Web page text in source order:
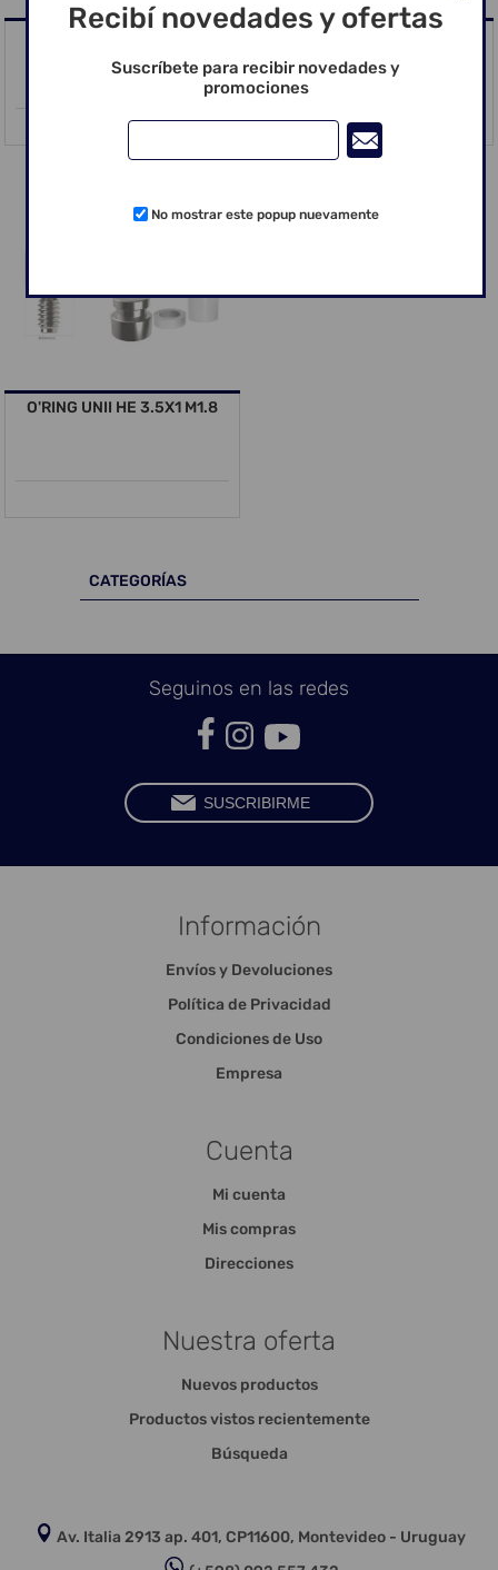
O´RING HE 3.5 x 2 (1.8) O´RING HE 3.5 x 3 (1.8)
O'RING UNII HE 3.5X1 M1.8
CATEGORÍAS
Seguinos en las redes
Información
Envíos y Devoluciones
Política de Privacidad
Condiciones de Uso
Empresa
Cuenta
Mi cuenta
Mis compras
Direcciones
Nuestra oferta
Nuevos productos
Productos vistos recientemente
Búsqueda
Av. Italia 2913 ap. 401, CP11600, Montevideo - Uruguay
Recibí novedades y ofertas
Suscríbete para recibir novedades y
promociones
No mostrar este popup nuevamente